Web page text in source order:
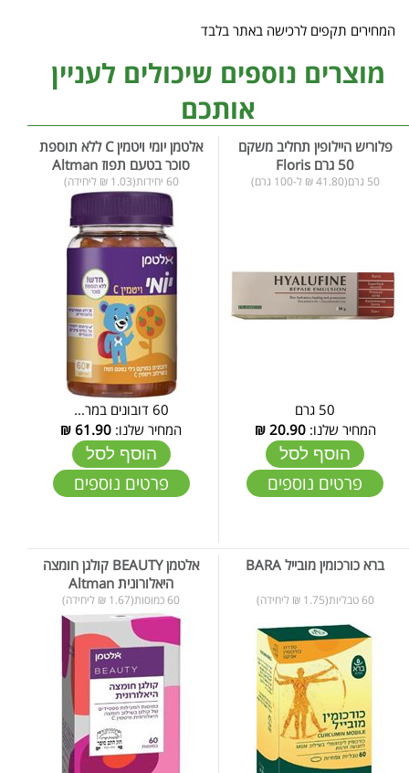
המחירים תקפים לרכישה באתר בלבד
מוצרים נוספים שיכולים לעניין
אותכם
פלוריש היילופין תחליב משקם
50 גרם Floris
50 גרם(41.80 ₪ ל-100 גרם)
50 גרם
המחיר שלנו:20.90
₪
הוסף לסל
פרטים נוספים
אלטמן יומי ויטמין C ללא תוספת
סוכר בטעם תפוז Altman
60 יחידות(1.03 ₪ ליחידה)
60 דובונים במר...
המחיר שלנו: 61.90
₪
הוסף לסל
פרטים נוספים
ברא כורכומין מובייל BARA
60 טבליות(1.75 ₪ ליחידה)
אלטמן BEAUTY קולגן חומצה
היאלורונית Altman
60 כמוסות(1.67 ₪ ליחידה)